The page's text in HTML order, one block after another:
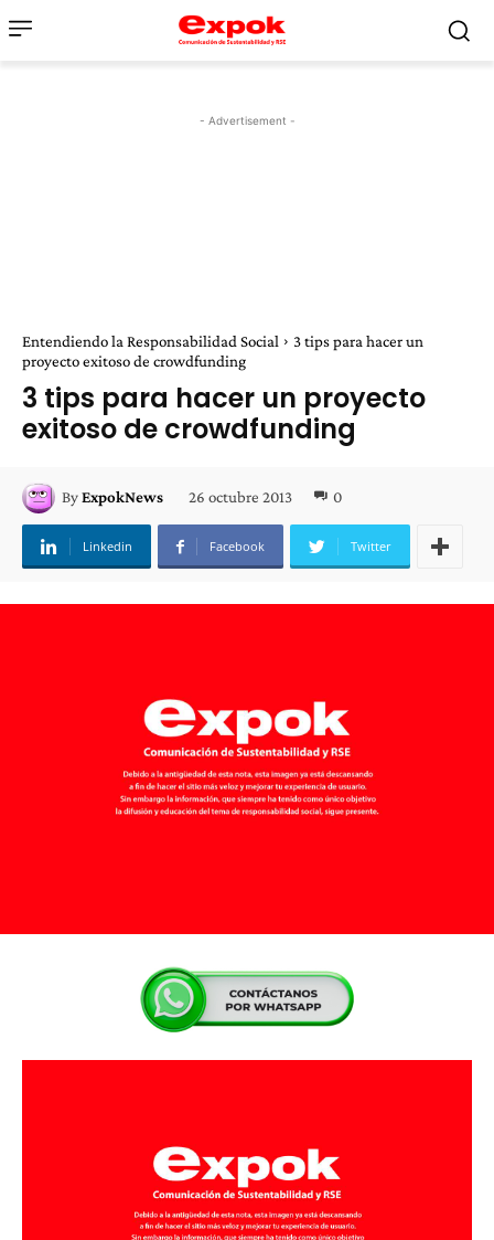
- Advertisement -
Entendiendo la Responsabilidad Social
3 tips para hacer un
proyecto exitoso de crowdfunding
3 tips para hacer un proyecto
exitoso de crowdfunding
ByExpokNews 26 octubre 2013 0
Linkedin Facebook Twitter